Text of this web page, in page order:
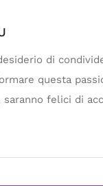
di
questa
felici di